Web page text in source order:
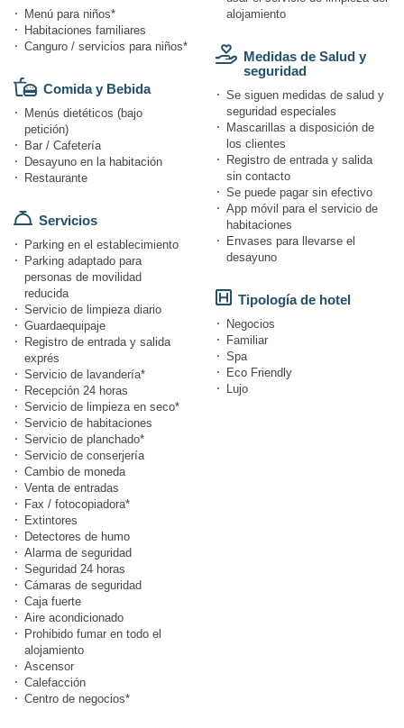
Menú para niños*
Habitaciones familiares
Canguro / servicios para niños*
Comida y Bebida
Menús dietéticos (bajo
petición)
Bar / Cafetería
Desayuno en la habitación
Restaurante
Servicios
Parking en el establecimiento
Parking adaptado para
personas de movilidad
reducida
Servicio de limpieza diario
Guardaequipaje
Registro de entrada y salida
exprés
Servicio de lavandería*
Recepción 24 horas
Servicio de limpieza en seco*
Servicio de habitaciones
Servicio de planchado*
Servicio de conserjería
Cambio de moneda
Venta de entradas
Fax / fotocopiadora*
Extintores
Detectores de humo
Alarma de seguridad
Seguridad 24 horas
Cámaras de seguridad
Caja fuerte
Aire acondicionado
Prohibido fumar en todo el
alojamiento
Ascensor
Calefacción
Centro de negocios*
alojamiento
Medidas de Salud y
seguridad
Se siguen medidas de salud y
seguridad especiales
Mascarillas a disposición de
los clientes
Registro de entrada y salida
sin contacto
Se puede pagar sin efectivo
App móvil para el servicio de
habitaciones
Envases para llevarse el
desayuno
Tipología de hotel
Negocios
Familiar
Spa
Eco Friendly
Lujo